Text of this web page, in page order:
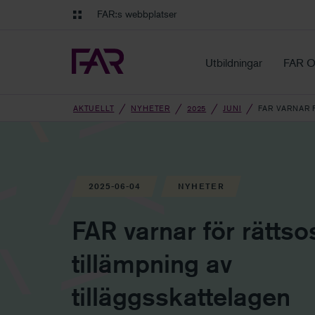
Gå till navigation FAR:s webbplatser
Utbildningar FAR
AKTUELLT NYHETER 2025 JUNI FAR VARNAR
2025-06-04 NYHETER
FAR varnar för
tillämpning av
tilläggsskattelagen